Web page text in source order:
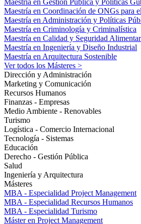
Maestría en Gestión Pública y Políticas
Maestría en Coordinación de ONGs para
Maestría en Administración y Políticas
Maestría en Criminología y Criminalística
Maestría en Calidad y Seguridad
Maestría en Ingeniería y Diseño Industrial
Maestría en Arquitectura Sostenible
Ver todos los Másteres >
Dirección y Administración
Marketing y Comunicación
Recursos Humanos
Finanzas - Empresas
Medio Ambiente - Renovables
Turismo
Logística - Comercio Internacional
Tecnología - Sistemas
Educación
Derecho - Gestión Pública
Salud
Ingeniería y Arquitectura
Másteres
MBA - Especialidad Project Management
MBA - Especialidad Recursos Humanos
MBA - Especialidad Turismo
Máster en Project Management